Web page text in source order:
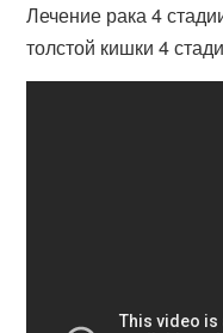
Лечение рака 4
толстой кишки 4